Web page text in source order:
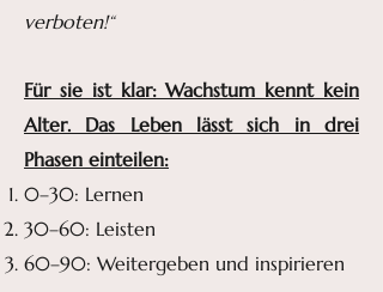
verboten!“
Für sie ist klar: Wachstum kennt kein
Alter. Das Leben lässt sich in drei
Phasen einteilen:
0–30: Lernen
30–60: Leisten
60–90: Weitergeben und inspirieren